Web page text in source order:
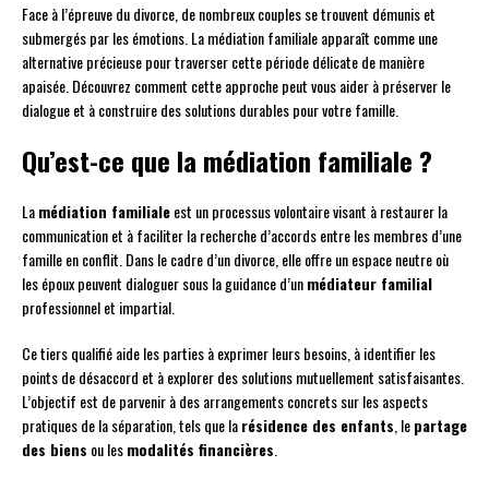
Face à l’épreuve du divorce, de nombreux couples se trouvent démunis et
submergés par les émotions. La médiation familiale apparaît comme une
alternative précieuse pour traverser cette période délicate de manière
apaisée. Découvrez comment cette approche peut vous aider à préserver le
dialogue et à construire des solutions durables pour votre famille.
Qu’est-ce que la médiation familiale ?
Lamédiation familialeest un processus volontaire visant à restaurer la
communication et à faciliter la recherche d’accords entre les membres d’une
famille en conflit. Dans le cadre d’un divorce, elle offre un espace neutre où
les époux peuvent dialoguer sous la guidance d’unmédiateur familial
professionnel et impartial.
Ce tiers qualifié aide les parties à exprimer leurs besoins, à identifier les
points de désaccord et à explorer des solutions mutuellement satisfaisantes.
L’objectif est de parvenir à des arrangements concrets sur les aspects
pratiques de la séparation, tels que larésidence des enfants , lepartage
des biens ou lesmodalités financières